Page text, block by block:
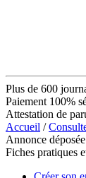
Plus de 600
Paiement 100%
Attestation de
Accueil /
Annonce
Fiches pratiques